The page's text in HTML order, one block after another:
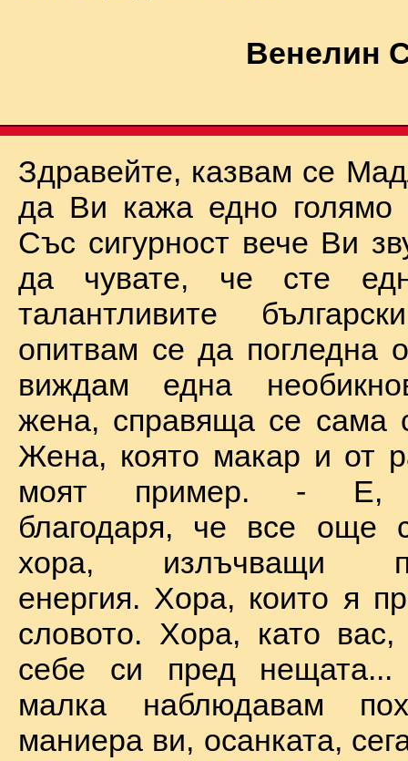
Венелин
Здравейте, казвам се
да Ви кажа едно голямо
Със сигурност вече Ви
да чувате, че сте
талантливите
опитвам се да погледна
виждам една
жена, справяща се сама
Жена, която макар и от
моят пример. - Е,
благодаря, че все още
хора, излъчващи
енергия. Хора, които я
словото. Хора, като
себе си пред
малка наблюдавам
маниера ви, осанката,